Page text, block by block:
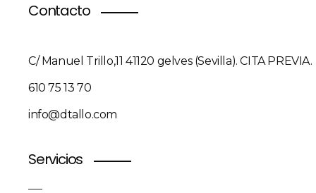
Contacto
C/ Manuel Trillo,11 41120 gelves (Sevilla). CITA PREVIA.
610 75 13 70
info@dtallo.com
Servicios